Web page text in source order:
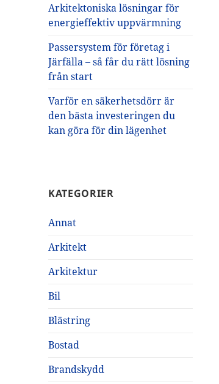
Arkitektoniska lösningar för
energieffektiv uppvärmning
Passersystem för företag i
Järfälla – så får du rätt lösning
från start
Varför en säkerhetsdörr är
den bästa investeringen du
kan göra för din lägenhet
KATEGORIER
Annat
Arkitekt
Arkitektur
Bil
Blästring
Bostad
Brandskydd